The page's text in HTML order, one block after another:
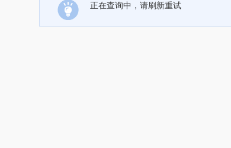
正在查询中，请刷新重试